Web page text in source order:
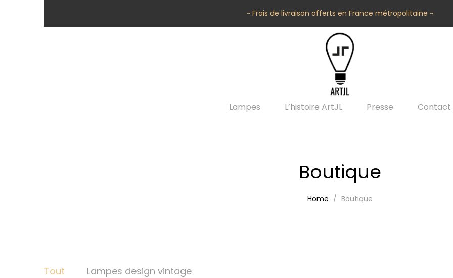
~ Frais de livraison offerts en France métropolitaine ~
Lampes L’histoire ArtJL Presse Contact
Boutique
Home Boutique
Tout Lampes design vintage